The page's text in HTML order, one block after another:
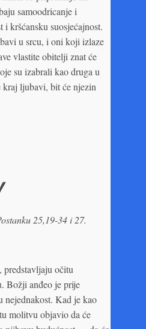
samoodricanje i
kršćansku suosjećajnost.
u srcu, i oni koji izlaze
vlastite obitelji znat će
su izabrali kao druga u
ljubavi, bit će njezin
25,19-34 i 27.
predstavljaju očitu
Božji anđeo je prije
nejednakost. Kad je kao
molitvu objavio da će